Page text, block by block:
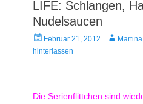
LIFE: Schlangen,
Nudelsaucen
Veröffentlicht
am
Februar 21, 2012 AutorMartina
hinterlassen
Die Serienflittchen sind